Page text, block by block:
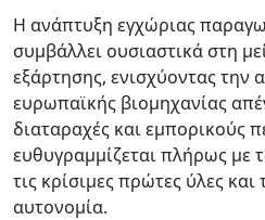
Η ανάπτυξη εγχώριας
συμβάλλει ουσιαστικά στη
εξάρτησης, ενισχύοντας την
ευρωπαϊκής βιομηχανίας
διαταραχές και εμπορικούς
ευθυγραμμίζεται πλήρως με
τις κρίσιμες πρώτες ύλες και
αυτονομία.